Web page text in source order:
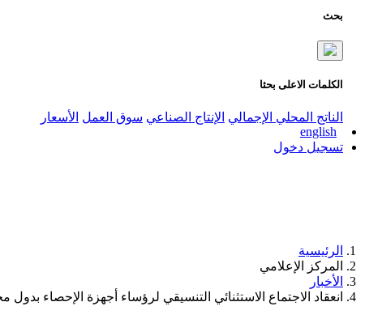
بحث
الكلمات الاعلى بحثا
الناتج المحلي الإجمالي الإنتاج الصناعي سوق العمل الأسعار
english
تسجيل دخول
الرئيسية
المركز الإعلامي
الأخبار
انعقاد الاجتماع الاستثنائي التنسيقي لرؤساء أجهزة الإحصاء بدول